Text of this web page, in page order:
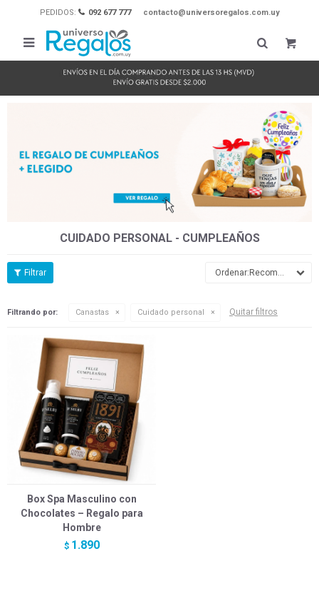
PEDIDOS: 092 677 777 contacto@universoregalos.com.uy

CUIDADO PERSONAL - CUMPLEAÑOS
Recomendados
Filtrando por: Canastas Cuidado personal Quitar filtros
Box Spa Masculino con
Chocolates – Regalo para
Hombre
$ 1.890